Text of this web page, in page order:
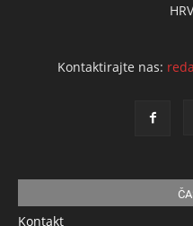
Kontaktirajte nas:
Kontakt